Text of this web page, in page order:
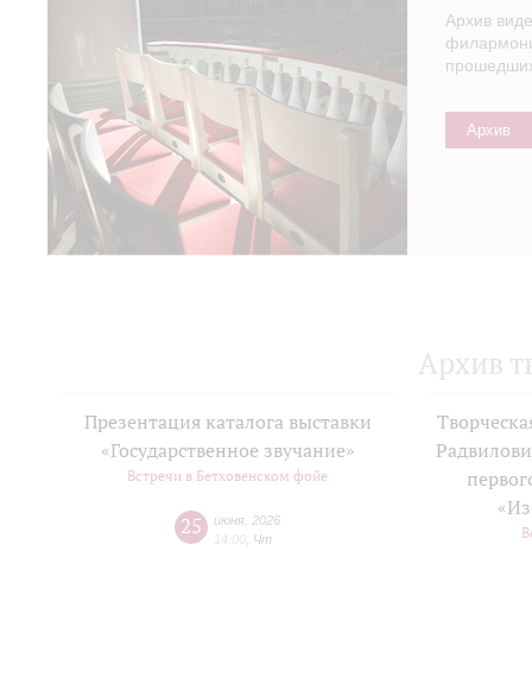
Архив
Архив
Архив
Презентация каталога выставки
«Государственное звучание»
Встречи в Бетховенском фойе
25 июня 2026
14:00 Чт